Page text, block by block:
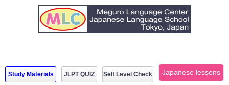
Study Materials JLPT QUIZ Self Level Check Japanese lessons